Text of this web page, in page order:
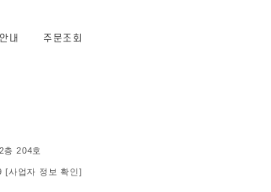
내 주문조회
204호
[사업자 정보 확인]